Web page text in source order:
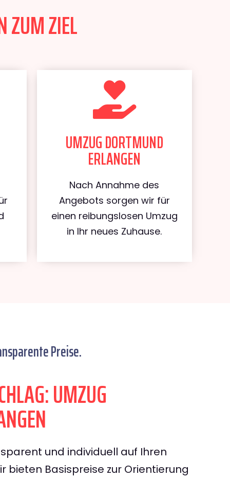
ZUM ZIEL
UMZUG DORTMUND
ERLANGEN
Nach Annahme des
Angebots sorgen wir für
einen reibungslosen Umzug
in Ihr neues Zuhause.
Preise.
UMZUG
und individuell auf Ihren
bieten Basispreise zur Orientierung